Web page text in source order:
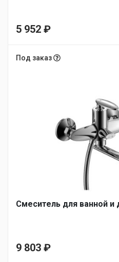
5 952 ₽
Под заказ
Смеситель для ванной и
9 803 ₽